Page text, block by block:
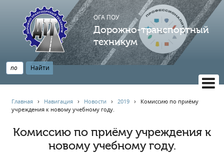
ОГА ПОУ
Дорожно-транспортный
техникум
НАВИГАЦИЯ
Главная
Профессионалитет
Главная › Навигация › Новости ›2019 › Комиссию по приёму
учреждения к новому учебному году.
Комиссию по приёму учреждения к
новому учебному году.